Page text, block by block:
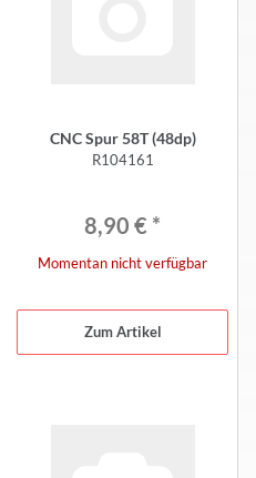
CNC Spur 58T (48dp)
R104161
8,90 € *
Momentan nicht verfügbar
Zum Artikel